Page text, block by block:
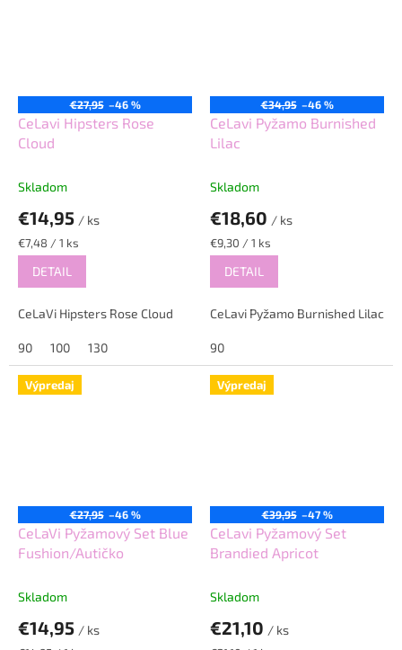
€27,95 –46 %
CeLavi Hipsters Rose
Cloud
Skladom
€14,95 / ks
Jednotková
cena:
€7,48 / 1 ks
DETAIL
CeLaVi Hipsters Rose Cloud
90 100 130
€34,95 –46 %
CeLavi Pyžamo Burnished
Lilac
Skladom
€18,60 / ks
Jednotková
cena:
€9,30 / 1 ks
DETAIL
CeLavi Pyžamo Burnished Lilac
90
Výpredaj
€27,95 –46 %
CeLaVi Pyžamový Set Blue
Fushion/Autičko
Skladom
€14,95 / ks
Výpredaj
€39,95 –47 %
CeLavi Pyžamový Set
Brandied Apricot
Skladom
€21,10 / ks